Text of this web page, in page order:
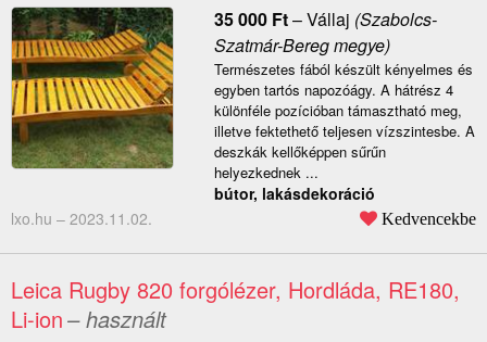
35 000 Ft–Vállaj (Szabolcs-
Szatmár-Bereg megye)
Természetes fából készült kényelmes és
egyben tartós napozóágy. A hátrész 4
különféle pozícióban támasztható meg,
illetve fektethető teljesen vízszintesbe. A
deszkák kellőképpen sűrűn
helyezkednek ...
bútor, lakásdekoráció
lxo.hu – 2023.11.02. Kedvencekbe
Leica Rugby 820 forgólézer, Hordláda, RE180,
Li-ion– használt